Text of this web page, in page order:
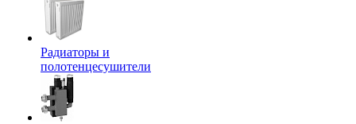
Радиаторы и
полотенцесушители